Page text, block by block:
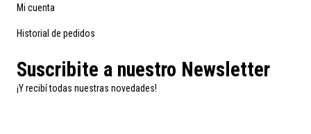
Mi cuenta
Historial de pedidos
Suscribite a nuestro Newsletter
¡Y recibí todas nuestras novedades!